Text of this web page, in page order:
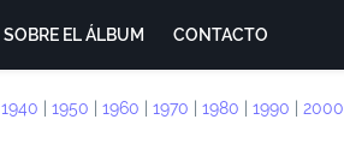
SOBRE EL ÁLBUM CONTACTO
1940 1950 1960 1970 1980 1990 2000